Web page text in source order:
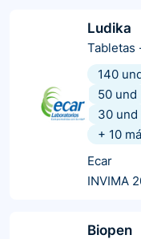
Ludika
Tabletas
140
50 und
30 und
+ 10
Ecar
INVIMA
Biopen